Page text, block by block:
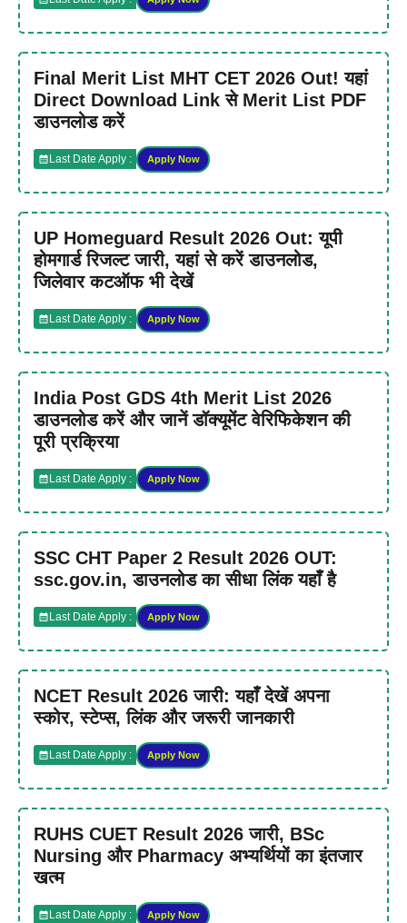
Final Merit List MHT CET 2026 Out! यहां
Direct Download Link से Merit List PDF
डाउनलोड करें
Last Date Apply : Apply Now
UP Homeguard Result 2026 Out: यूपी
होमगार्ड रिजल्ट जारी, यहां से करें डाउनलोड,
जिलेवार कटऑफ भी देखें
Last Date Apply : Apply Now
India Post GDS 4th Merit List 2026
डाउनलोड करें और जानें डॉक्यूमेंट वेरिफिकेशन की
पूरी प्रक्रिया
Last Date Apply : Apply Now
SSC CHT Paper 2 Result 2026 OUT:
ssc.gov.in, डाउनलोड का सीधा लिंक यहाँ है
Last Date Apply : Apply Now
NCET Result 2026 जारी: यहाँ देखें अपना
स्कोर, स्टेप्स, लिंक और जरूरी जानकारी
Last Date Apply : Apply Now
RUHS CUET Result 2026 जारी, BSc
Nursing और Pharmacy अभ्यर्थियों का इंतजार
खत्म
Last Date Apply : Apply Now